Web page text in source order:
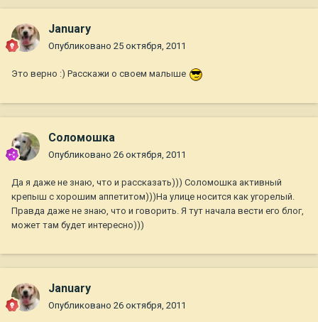
January
Опубликовано 25 октября, 2011
Это верно :) Расскажи о своем малыше
Соломошка
Опубликовано 26 октября, 2011
Да я даже не знаю, что и рассказать))) Соломошка активный
крепыш с хорошим аппетитом)))На улице носится как угорелый.
Правда даже не знаю, что и говорить. Я тут начала вести его блог,
может там будет интересно)))
January
Опубликовано 26 октября, 2011